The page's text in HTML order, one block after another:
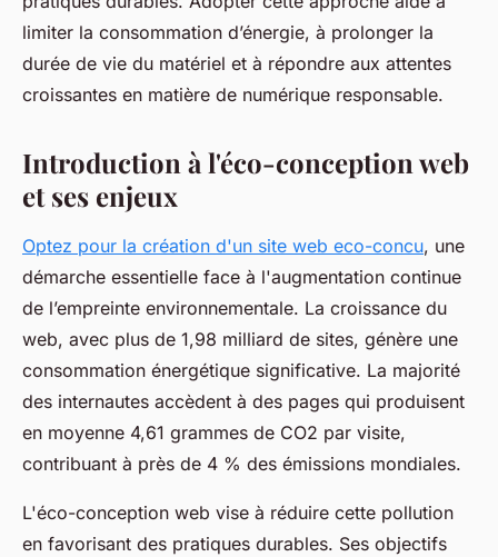
limiter la consommation d’énergie, à prolonger la
durée de vie du matériel et à répondre aux attentes
croissantes en matière de numérique responsable.
Introduction à l'éco-conception web
et ses enjeux
Optez pour la création d'un site web eco-concu, une
démarche essentielle face à l'augmentation continue
de l’empreinte environnementale. La croissance du
web, avec plus de 1,98 milliard de sites, génère une
consommation énergétique significative. La majorité
des internautes accèdent à des pages qui produisent
en moyenne 4,61 grammes de CO2 par visite,
contribuant à près de 4 % des émissions mondiales.
L'éco-conception web vise à réduire cette pollution
en favorisant des pratiques durables. Ses objectifs